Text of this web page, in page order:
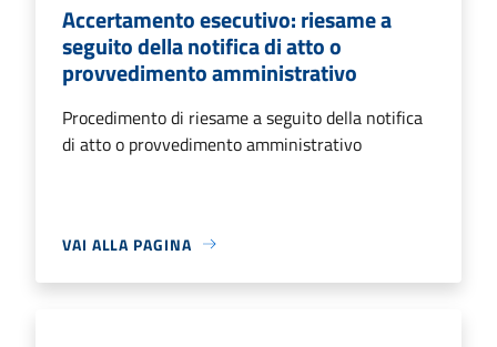
Accertamento esecutivo: riesame a
seguito della notifica di atto o
provvedimento amministrativo
Procedimento di riesame a seguito della notifica
di atto o provvedimento amministrativo
VAI ALLA PAGINA